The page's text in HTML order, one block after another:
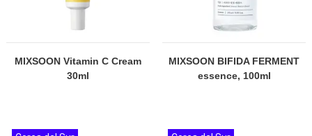
MIXSOON Vitamin C Cream
30ml
MIXSOON BIFIDA FERMENT
essence, 100ml